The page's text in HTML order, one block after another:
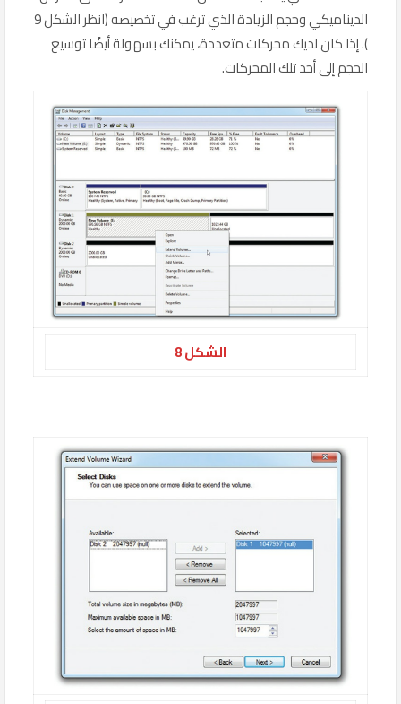
الديناميكي وحجم الزيادة الذي ترغب في تخصيصه (انظر الشكل 9
). إذا كان لديك محركات متعددة، يمكنك بسهولة أيضًا توسيع
الحجم إلى أحد تلك المحركات.
الشكل 8